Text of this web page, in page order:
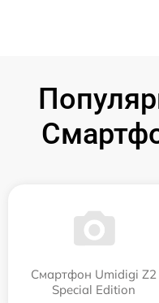
Смартфон Umidigi Z2
Special Edition